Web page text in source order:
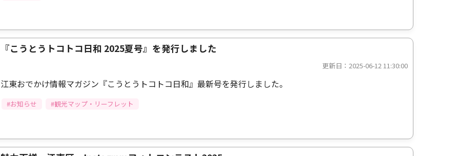
『こうとうトコトコ日和 2025夏号』を発行しました
更新日：2025-06-12 11:30:00
江東おでかけ情報マガジン『こうとうトコトコ日和』最新号を発行しました。
#お知らせ #観光マップ・リーフレット